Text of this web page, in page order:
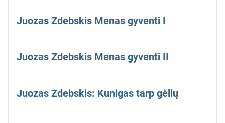
Juozas Zdebskis Menas gyventi I
Juozas Zdebskis Menas gyventi II
Juozas Zdebskis: Kunigas tarp gėlių